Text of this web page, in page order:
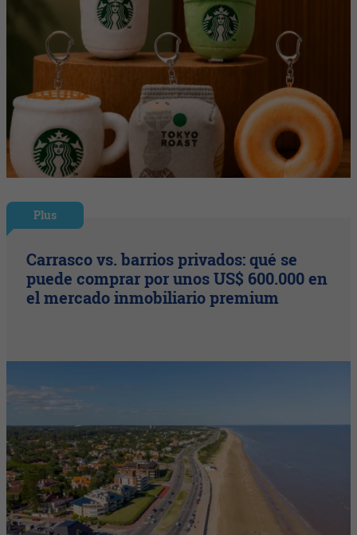
Plus
Carrasco vs. barrios privados: qué se
puede comprar por unos US$ 600.000 en
el mercado inmobiliario premium